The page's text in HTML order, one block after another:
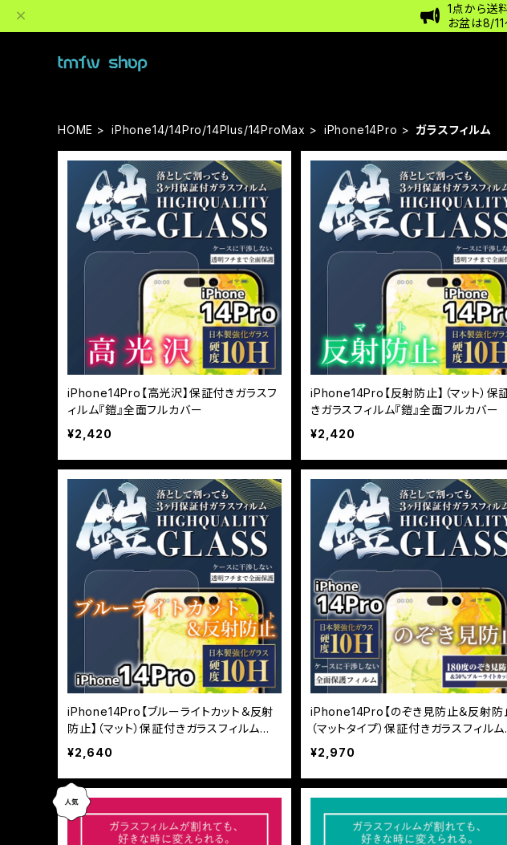
1点から送
お盆は8/11
HOME iPhone14/14Pro/14Plus/14ProMax iPhone14Pro ガラスフィルム
iPhone14Pro【高光沢】保証付きガラスフ
ィルム『鎧』全面フルカバー
¥2,420
iPhone14Pro【反射防止】（マット）保
きガラスフィルム『鎧』全面フルカバー
¥2,420
iPhone14Pro【ブルーライトカット＆反射
防止】（マット）保証付きガラスフィルム
『鎧』全面フルカバー
¥2,640
iPhone14Pro【のぞき見防止＆反射防
（マットタイプ）保証付きガラスフィルム
『鎧』全面フルカバー
¥2,970